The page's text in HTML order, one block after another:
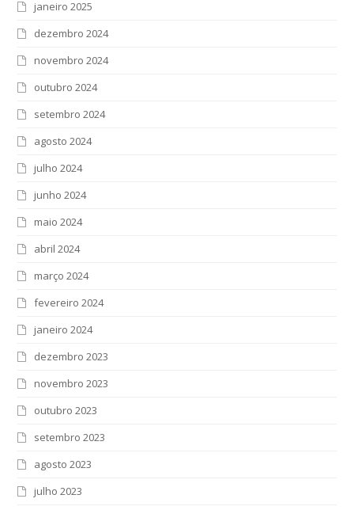
janeiro 2025
dezembro 2024
novembro 2024
outubro 2024
setembro 2024
agosto 2024
julho 2024
junho 2024
maio 2024
abril 2024
março 2024
fevereiro 2024
janeiro 2024
dezembro 2023
novembro 2023
outubro 2023
setembro 2023
agosto 2023
julho 2023